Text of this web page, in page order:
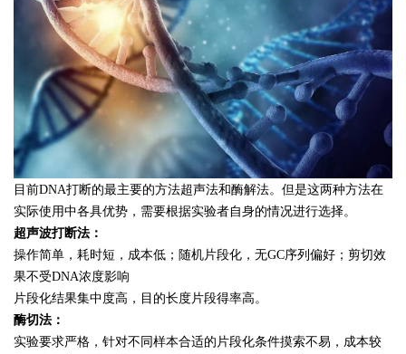
目前DNA打断的最主要的方法超声法和酶解法。但是这两种方法在
实际使用中各具优势，需要根据实验者自身的情况进行选择。
超声波打断法：
操作简单，耗时短，成本低；随机片段化，无GC序列偏好；剪切效
果不受DNA浓度影响
片段化结果集中度高，目的长度片段得率高。
酶切法：
实验要求严格，针对不同样本合适的片段化条件摸索不易，成本较